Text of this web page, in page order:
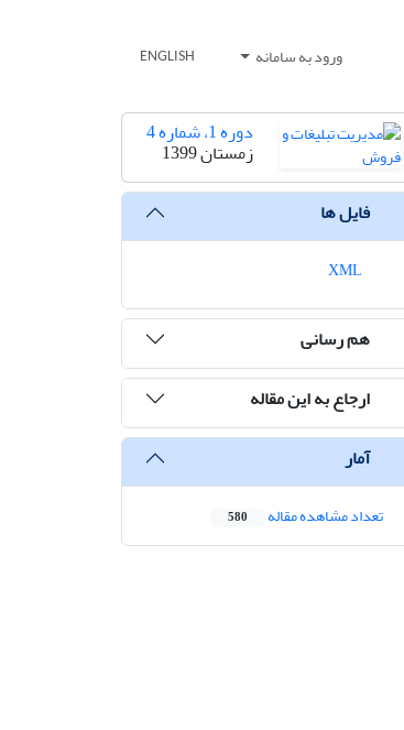
ورود به سامانه ENGLISH
دوره 1، شماره 4
زمستان 1399
فایل ها
هم رسانی
ارجاع به این مقاله
آمار
تعداد مشاهده مقاله 580